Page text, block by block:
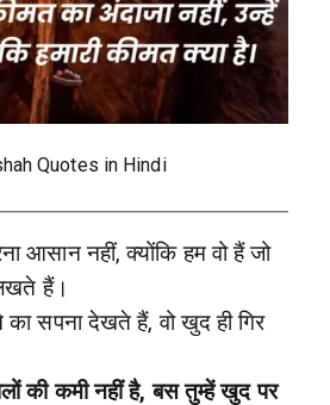
Quotes in Hindi
आसान नहीं, क्योंकि हम वो हैं जो
हैं।
का सपना देखते हैं, वो खुद ही गिर
की कमी नहीं है, बस तुम्हें खुद पर